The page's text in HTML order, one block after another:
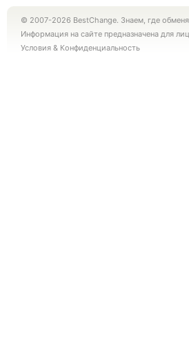
© 2007-2026 BestChange. Знаем, где
Информация на сайте предназначена для
Условия & Конфиденциальность